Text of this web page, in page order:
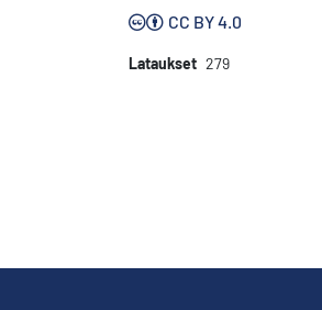
CC BY 4.0
Lataukset 279